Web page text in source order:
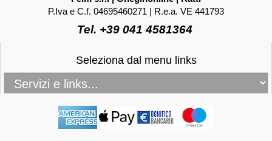
P.Iva e C.f. 04695460271 | R.e.a. VE 441793
Tel. +39 041 4581364
Seleziona dal menu links